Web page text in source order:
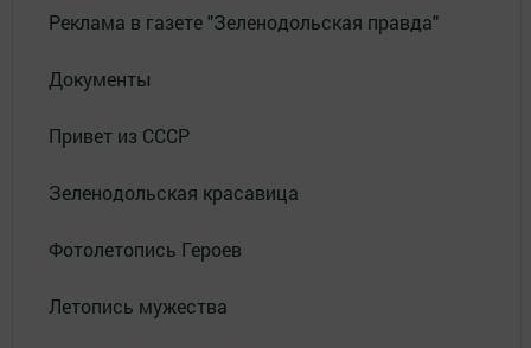
Реклама в газете "Зеленодольская правда"
Документы
Привет из СССР
Зеленодольская красавица
Фотолетопись Героев
Летопись мужества